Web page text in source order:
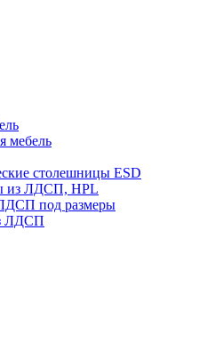
мебель
столешницы ESD
из ЛДСП, HPL
под размеры
ЛДСП